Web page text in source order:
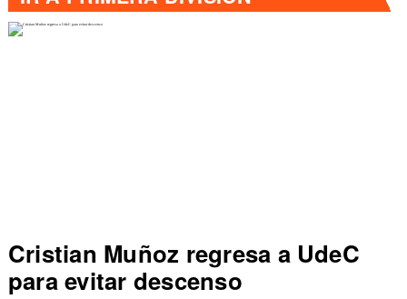
Colo Colo rompe récord en Liga
de Primera al vencer a Everton